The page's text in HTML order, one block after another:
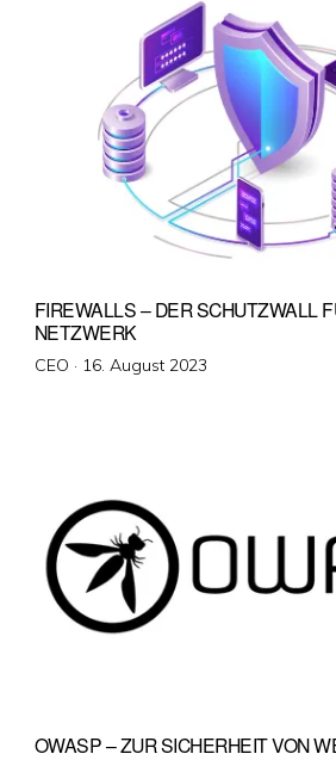
FIREWALLS – DER SCHUTZWALL
NETZWERK
CEO · Veröffentlicht
16. August 2023
OWASP – ZUR SICHERHEIT VON